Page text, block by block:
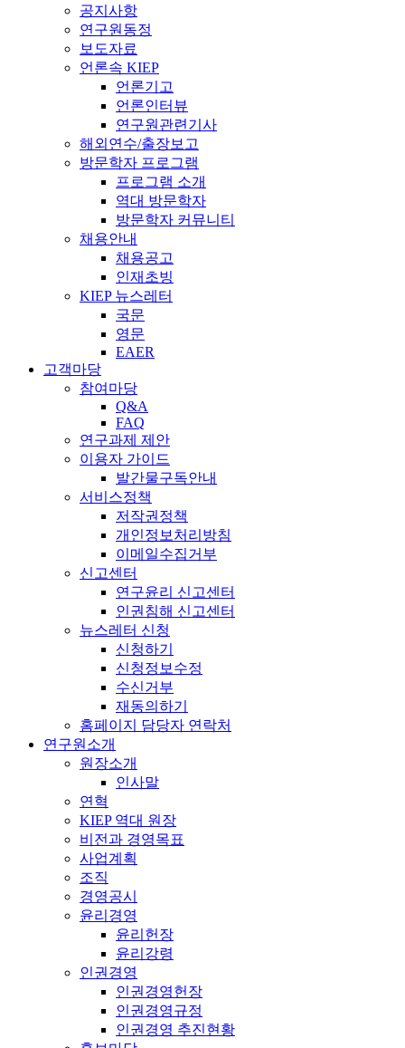
공지사항
연구원동정
보도자료
언론속 KIEP
언론기고
언론인터뷰
연구원관련기사
해외연수/출장보고
방문학자 프로그램
프로그램 소개
역대 방문학자
방문학자 커뮤니티
채용안내
채용공고
인재초빙
KIEP 뉴스레터
국문
영문
EAER
고객마당
참여마당
Q&A
FAQ
연구과제 제안
이용자 가이드
발간물구독안내
서비스정책
저작권정책
개인정보처리방침
이메일수집거부
신고센터
연구윤리 신고센터
인권침해 신고센터
뉴스레터 신청
신청하기
신청정보수정
수신거부
재동의하기
홈페이지 담당자 연락처
연구원소개
원장소개
인사말
연혁
KIEP 역대 원장
비전과 경영목표
사업계획
조직
경영공시
윤리경영
윤리헌장
윤리강령
인권경영
인권경영헌장
인권경영규정
인권경영 추진현황